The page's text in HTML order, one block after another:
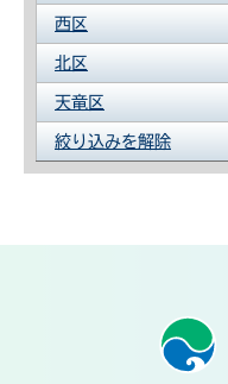
西区
北区
天竜区
絞り込みを解除